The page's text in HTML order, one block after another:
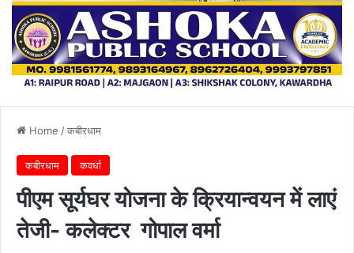
Home /कबीरधाम
कबीरधाम कवर्धा
पीएम सूर्यघर योजना के क्रियान्वयन में लाएं
तेजी- कलेक्टर गोपाल वर्मा